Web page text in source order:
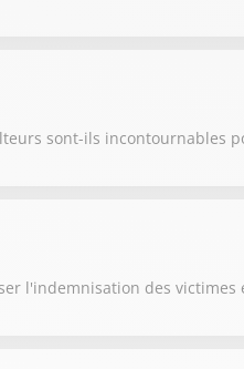
sont-ils incontournables
l'indemnisation des